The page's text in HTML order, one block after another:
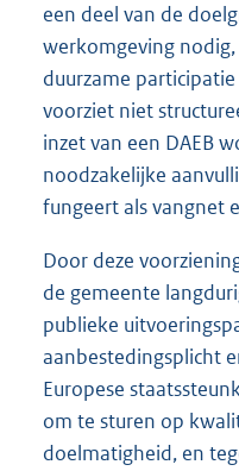
een deel van de
werkomgeving
duurzame
voorziet niet
inzet van een DAEB
noodzakelijke
fungeert als vangnet
Door deze
de gemeente
publieke
aanbestedingsplicht
Europese
om te sturen op
doelmatigheid, en